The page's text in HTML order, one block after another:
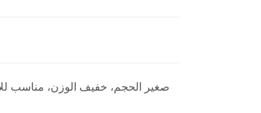
صغير الحجم، خفيف الوزن، مناسب